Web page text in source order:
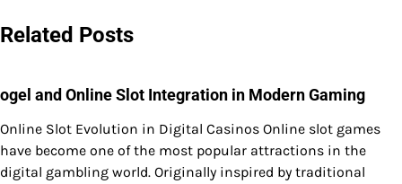
Related Posts
ogel and Online Slot Integration in Modern Gaming
Online Slot Evolution in Digital Casinos Online slot games
have become one of the most popular attractions in the
digital gambling world. Originally inspired by traditional